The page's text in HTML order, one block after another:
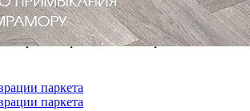
паркета с финишным покрытием на